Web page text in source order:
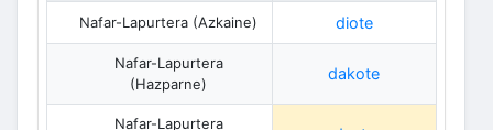
Nafar-Lapurtera (Azkaine) diote
Nafar-Lapurtera
(Hazparne)
dakote
Nafar-Lapurtera